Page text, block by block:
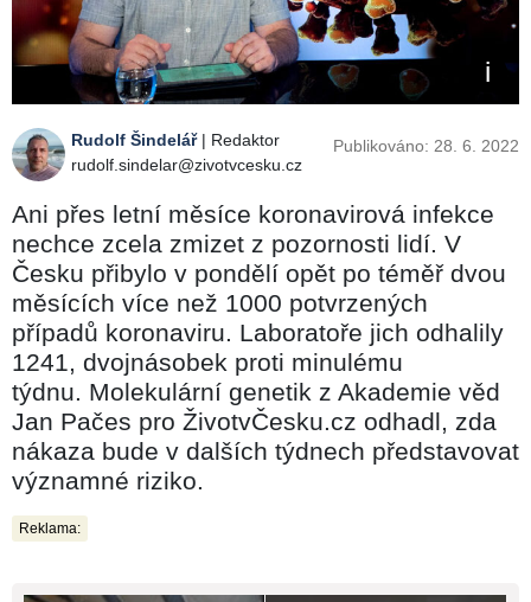
Rudolf Šindelář| Redaktor
rudolf.sindelar@zivotvcesku.cz
Publikováno: 28. 6. 2022
Ani přes letní měsíce koronavirová infekce
nechce zcela zmizet z pozornosti lidí. V
Česku přibylo v pondělí opět po téměř dvou
měsících více než 1000 potvrzených
případů koronaviru. Laboratoře jich odhalily
1241, dvojnásobek proti minulému
týdnu. Molekulární genetik z Akademie věd
Jan Pačes pro ŽivotvČesku.cz odhadl, zda
nákaza bude v dalších týdnech představovat
významné riziko.
Reklama: